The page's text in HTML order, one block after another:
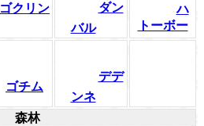
ゴクリン
ダン
バル
ハ
トーボー
ゴチム
デデ
ンネ
森林